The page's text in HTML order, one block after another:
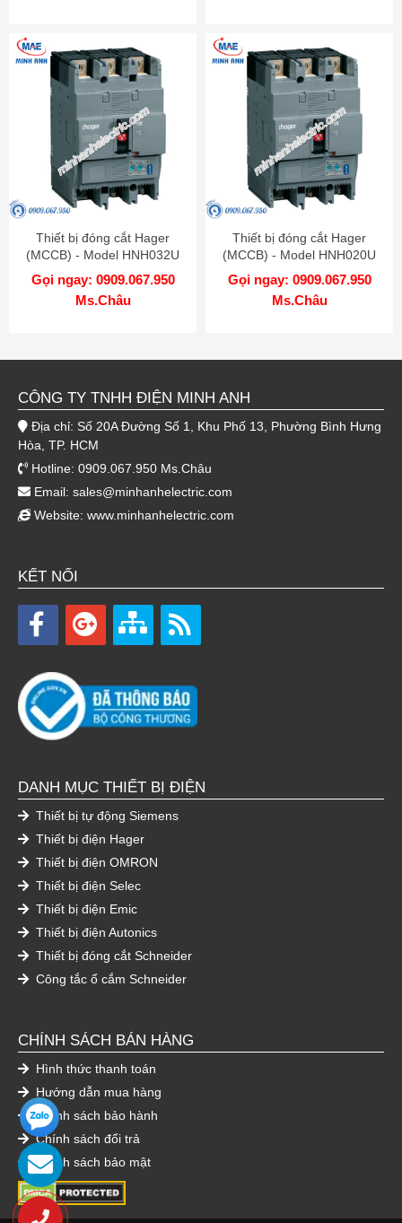
Thiết bị đóng cắt Hager
(MCCB) - Model HNH032U
Gọi ngay: 0909.067.950
Ms.Châu
Thiết bị đóng cắt Hager
(MCCB) - Model HNH020U
Gọi ngay: 0909.067.950
Ms.Châu
CÔNG TY TNHH ĐIỆN MINH ANH
Địa chỉ: Số 20A Đường Số 1, Khu Phố 13, Phường Bình Hưng
Hòa, TP. HCM
Hotline: 0909.067.950 Ms.Châu
Email: sales@minhanhelectric.com
Website: www.minhanhelectric.com
KẾT NỐI
DANH MỤC THIẾT BỊ ĐIỆN
Thiết bị tự động Siemens
Thiết bị điện Hager
Thiết bị điện OMRON
Thiết bị điện Selec
Thiết bị điện Emic
Thiết bị điện Autonics
Thiết bị đóng cắt Schneider
Công tắc ổ cắm Schneider
CHÍNH SÁCH BÁN HÀNG
Hình thức thanh toán
Hướng dẫn mua hàng
Chính sách bảo hành
Chính sách đổi trả
Chính sách bảo mật